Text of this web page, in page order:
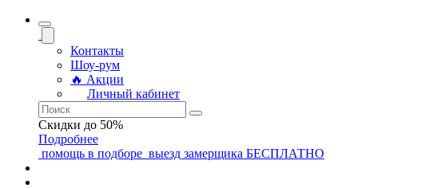
Контакты
Шоу-рум
🔥 Акции
Личный кабинет
Скидки до 50%
Подробнее
помощь в подборе выезд замерщика БЕСПЛАТНО